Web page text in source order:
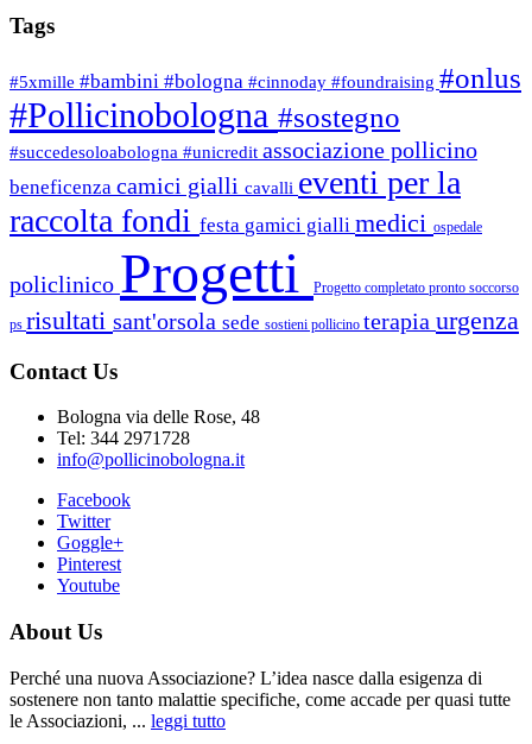
Tags
#5xmille #bambini #bologna #cinnoday #foundraising #onlus
#Pollicinobologna #sostegno
#succedesoloabologna #unicredit associazione pollicino
beneficenza camici gialli cavalli eventi per la
raccolta fondi festa gamici gialli medici ospedale
policlinico Progetti Progetto completato pronto soccorso
ps risultati sant'orsola sede sostieni pollicino terapia urgenza
Contact Us
Bologna via delle Rose, 48
Tel: 344 2971728
info@pollicinobologna.it
Facebook
Twitter
Goggle+
Pinterest
Youtube
About Us
Perché una nuova Associazione? L’idea nasce dalla esigenza di
sostenere non tanto malattie specifiche, come accade per quasi tutte
le Associazioni, ... leggi tutto